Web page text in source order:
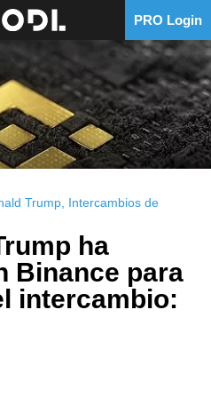
PRO Login
Trump Intercambios de
ha
Binance para
intercambio: